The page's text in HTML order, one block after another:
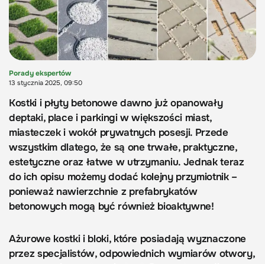
Porady ekspertów
13 stycznia 2025, 09:50
Kostki i płyty betonowe dawno już opanowały
deptaki, place i parkingi w większości miast,
miasteczek i wokół prywatnych posesji. Przede
wszystkim dlatego, że są one trwałe, praktyczne,
estetyczne oraz łatwe w utrzymaniu. Jednak teraz
do ich opisu możemy dodać kolejny przymiotnik –
ponieważ nawierzchnie z prefabrykatów
betonowych mogą być również bioaktywne!
Ażurowe kostki i bloki, które posiadają wyznaczone
przez specjalistów, odpowiednich wymiarów otwory,